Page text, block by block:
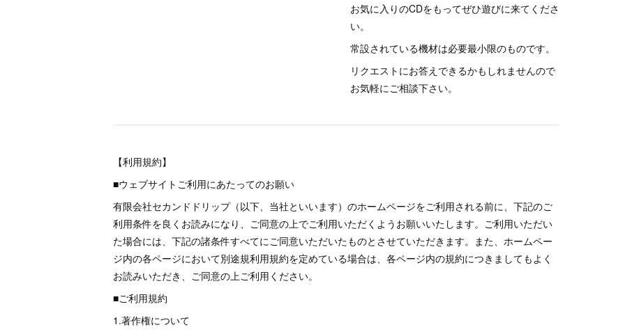
お気に入りのCDをもってぜひ遊びに来てくださ
い。
常設されている機材は必要最小限のものです。
リクエストにお答えできるかもしれませんので
お気軽にご相談下さい。
【利用規約】
■ウェブサイトご利用にあたってのお願い
有限会社セカンドドリップ（以下、当社といいます）のホームページをご利用される前に、下記のご
利用条件を良くお読みになり、ご同意の上でご利用いただくようお願いいたします。ご利用いただい
た場合には、下記の諸条件すべてにご同意いただいたものとさせていただきます。また、ホームペー
ジ内の各ページにおいて別途規利用規約を定めている場合は、各ページ内の規約につきましてもよく
お読みいただき、ご同意の上ご利用ください。
■ご利用規約
1.著作権について